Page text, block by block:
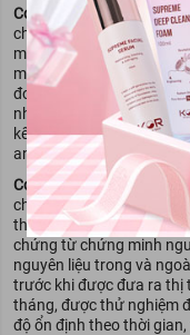
Pantothenate,
Amodimethicone,
Polyquaternium-10,
Dimonium
Caramel,
PEG-45M,
Ethylhexylglycerin.
Cocoon
ra đời với một lý
chính những nguồn
mệnh sinh ra để mang
mạnh, trẻ trung và tràn
đơn giản và gần gũi mà
nhiệm vụ trong tâm trí:
kết hợp với sự hiểu biết
an toàn và hiệu quả cho
Cocooncam kết 100%
cho làn da: đây là lời hứa
thành phần nguyên liệu
chứng từ chứng minh
nguyên liệu trong và
trước khi được đưa ra thị
tháng, được thử nghiệm
độ ổn định theo thời